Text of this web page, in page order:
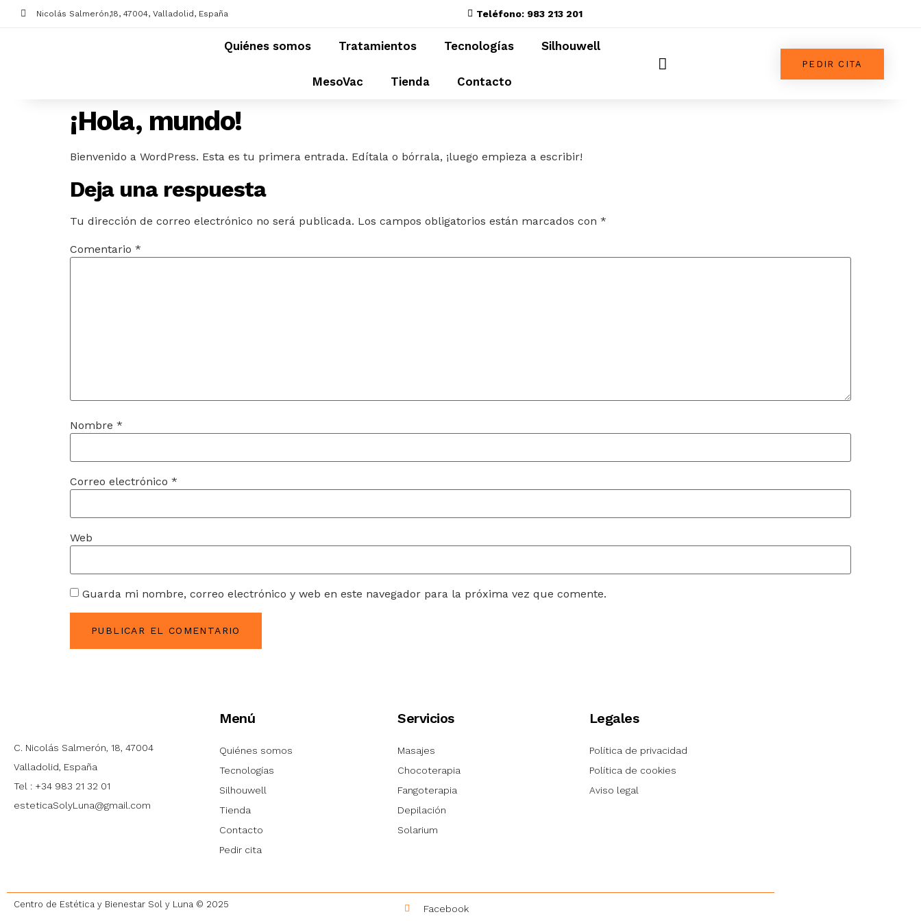
Nicolás Salmerón,18, 47004, Valladolid, España Teléfono: 983 213 201
Quiénes somos Tratamientos Tecnologías Silhouwell
MesoVac Tienda Contacto
PEDIR CITA
¡Hola, mundo!
Bienvenido a WordPress. Esta es tu primera entrada. Edítala o bórrala, ¡luego empieza a escribir!
Deja una respuesta
Tu dirección de correo electrónico no será publicada. Los campos obligatorios están marcados con *
Comentario *
Nombre *
Correo electrónico *
Web
Guarda mi nombre, correo electrónico y web en este navegador para la próxima vez que comente.
C. Nicolás Salmerón, 18, 47004
Valladolid, España
Tel : +34 983 21 32 01
esteticaSolyLuna@gmail.com
Menú
Quiénes somos
Tecnologías
Silhouwell
Tienda
Contacto
Pedir cita
Servicios
Masajes
Chocoterapia
Fangoterapia
Depilación
Solarium
Legales
Política de privacidad
Política de cookies
Aviso legal
Centro de Estética y Bienestar Sol y Luna © 2025 Facebook